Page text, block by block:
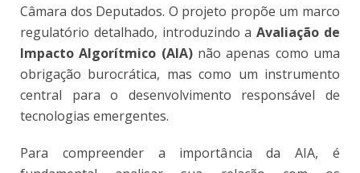
Câmara dos Deputados. O projeto propõe um marco
regulatório detalhado, introduzindo aAvaliação de
Impacto Algorítmico (AIA)não apenas como uma
obrigação burocrática, mas como um instrumento
central para o desenvolvimento responsável de
tecnologias emergentes.
Para compreender a importância da AIA, é